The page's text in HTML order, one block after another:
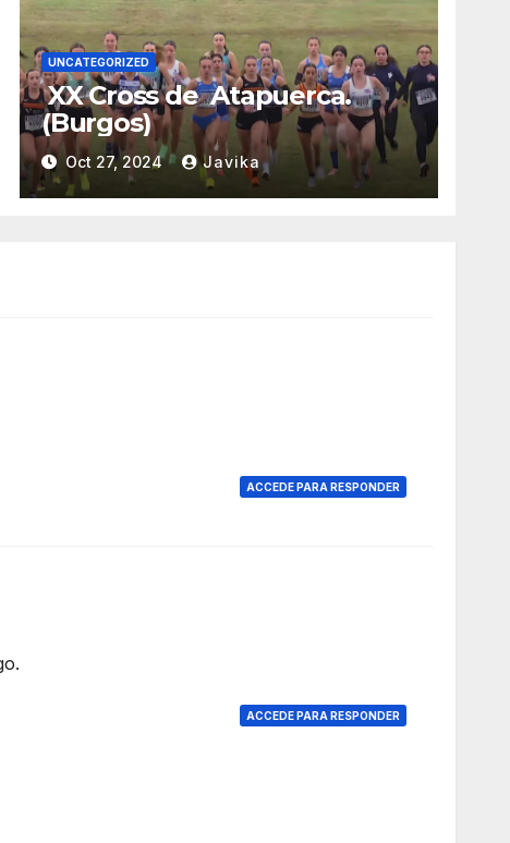
UNCATEGORIZED
XX Cross de Atapuerca.
(Burgos)
Oct 27, 2024 Javika
ACCEDE PARA RESPONDER
ACCEDE PARA RESPONDER